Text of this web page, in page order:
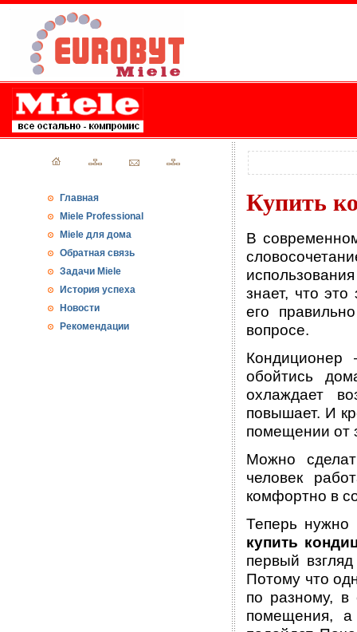
Главная
Miele Professional
Miele для дома
Обратная связь
Задачи Miele
История успеха
Новости
Рекомендации
Купить
В
знает, что это
его
вопросе.
Кондиционер
обойтись
охлаждает
повышает. И
помещении от
Можно
человек
комфортно в
Теперь нужно
купить
первый
Потому что
по разному, в
помещения,